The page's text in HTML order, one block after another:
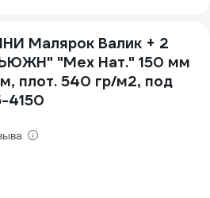
Малярок Валик + 2
"Мех Нат." 150 мм
плот. 540 гр/м2, под
4150